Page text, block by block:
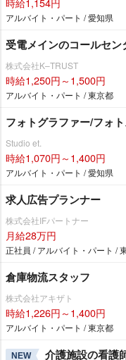
アルバイト・パート / 愛知県
受電メインのコールセン
株式会社K–TRUST
時給1,250円～1,500円
アルバイト・パート / 東京都
フォトグラファー/フォ
Studio et.
時給1,070円～1,400円
アルバイト・パート / 愛知県
求人広告プランナー
株式会社IFパートナー
月給28万円
正社員 / アルバイト・パート /
倉庫物流スタッフ
株式会社アキザト
時給1,226円～1,400円
アルバイト・パート / 東京都
NEW
介護施設の看護